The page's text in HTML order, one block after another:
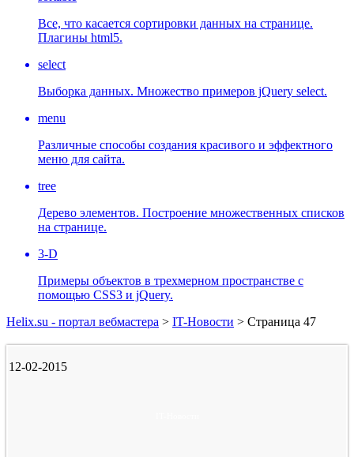
Все, что касается сортировки данных на странице.
Плагины html5.
select
Выборка данных. Множество примеров jQuery select.
menu
Различные способы создания красивого и эффектного
меню для сайта.
tree
Дерево элементов. Построение множественных списков
на странице.
3-D
Примеры объектов в трехмерном пространстве с
помощью CSS3 и jQuery.
Helix.su - портал вебмастера > IT-Новости > Страница 47
12-02-2015